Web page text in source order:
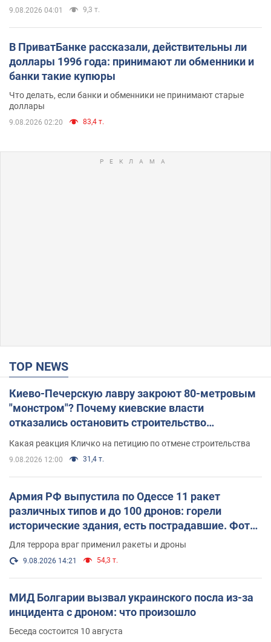
9.08.2026 04:01 9,3 т.
В ПриватБанке рассказали, действительны ли
доллары 1996 года: принимают ли обменники и
банки такие купюры
Что делать, если банки и обменники не принимают старые
доллары
9.08.2026 02:20 83,4 т.
TOP NEWS
Киево-Печерскую лавру закроют 80-метровым
"монстром"? Почему киевские власти
отказались остановить строительство
небоскреба "московского верующего"
Какая реакция Кличко на петицию по отмене строительства
9.08.2026 12:00 31,4 т.
Армия РФ выпустила по Одессе 11 ракет
различных типов и до 100 дронов: горели
исторические здания, есть пострадавшие. Фото
и видео
Для террора враг применил ракеты и дроны
9.08.2026 14:21 54,3 т.
МИД Болгарии вызвал украинского посла из-за
инцидента с дроном: что произошло
Беседа состоится 10 августа